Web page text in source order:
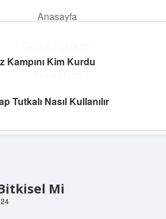
Anasayfa
Hakkımızda
Baskı Tüyoları
projelerini canlandır!
Mi
Kampını Kim Kurdu
Tutkalı Nasıl Kullanılır